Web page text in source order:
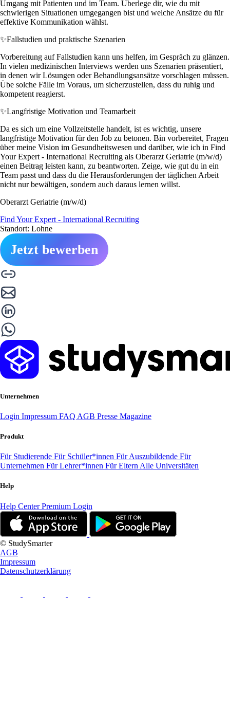
Umgang mit Patienten und im Team. Überlege dir, wie du mit
schwierigen Situationen umgegangen bist und welche Ansätze du für
effektive Kommunikation wählst.
✨Fallstudien und praktische Szenarien
Vorbereitung auf Fallstudien kann uns helfen, im Gespräch zu glänzen.
In vielen medizinischen Interviews werden uns Szenarien präsentiert,
in denen wir Lösungen oder Behandlungsansätze vorschlagen müssen.
Übe solche Fälle im Voraus, um sicherzustellen, dass du ruhig und
kompetent reagierst.
✨Langfristige Motivation und Teamarbeit
Da es sich um eine Vollzeitstelle handelt, ist es wichtig, unsere
langfristige Motivation für den Job zu betonen. Bin vorbereitet, Fragen
über meine Vision im Gesundheitswesen und darüber, wie ich in Find
Your Expert - International Recruiting als Oberarzt Geriatrie (m/w/d)
einen Beitrag leisten kann, zu beantworten. Zeige, wie gut du in ein
Team passt und dass du die Herausforderungen der täglichen Arbeit
nicht nur bewältigen, sondern auch daraus lernen willst.
Oberarzt Geriatrie (m/w/d)
Find Your Expert - International Recruiting
Standort: Lohne
Jetzt bewerben
Unternehmen
Login Impressum FAQ AGB Presse Magazine
Produkt
Für Studierende Für Schüler*innen Für Auszubildende Für
Unternehmen Für Lehrer*innen Für Eltern Alle Universitäten
Help
Help CenterPremium Login
© StudySmarter
AGB
Impressum
Datenschutzerklärung